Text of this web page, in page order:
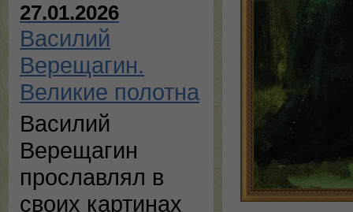
27.01.2026
Василий
Верещагин.
Великие полотна
Василий
Верещагин
прославлял в
своих картинах